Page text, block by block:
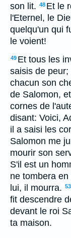
son lit. 48 Et le
l'Eternel, le
quelqu'un qui
le voient!
49 Et tous les
saisis de
chacun son
de Salomon,
cornes de
disant: Voici,
il a saisi les
Salomon me
mourir son
S'il est un
ne tombera
lui, il mourra. 53
fit descendre
devant le roi
ta maison.